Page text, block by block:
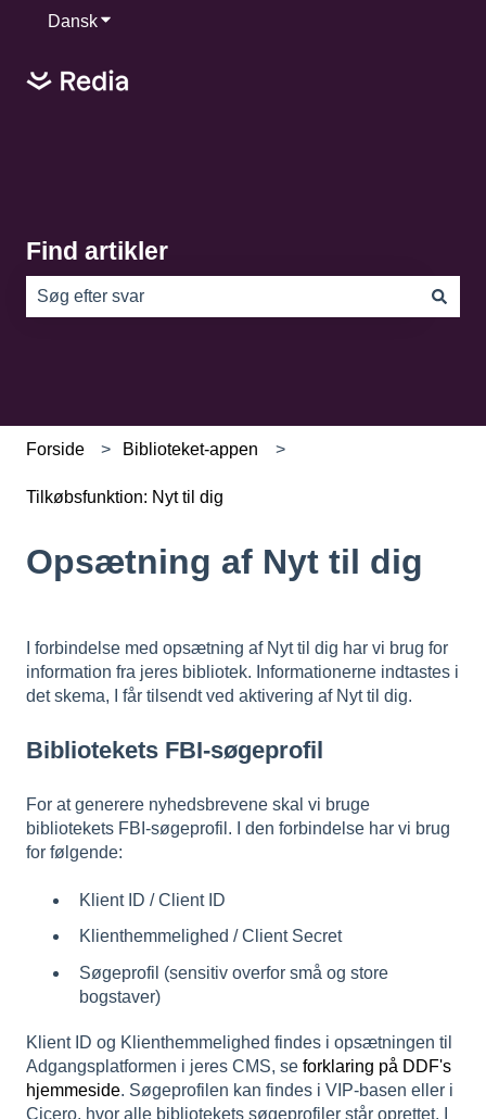
DanskVis undermenu for oversættelser
Find artikler
Forside Biblioteket-appen
Tilkøbsfunktion: Nyt til dig
Opsætning af Nyt til dig
I forbindelse med opsætning af Nyt til dig har vi brug for
information fra jeres bibliotek. Informationerne indtastes i
det skema, I får tilsendt ved aktivering af Nyt til dig.
Bibliotekets FBI-søgeprofil
For at generere nyhedsbrevene skal vi bruge
bibliotekets FBI-søgeprofil. I den forbindelse har vi brug
for følgende:
Klient ID / Client ID
Klienthemmelighed / Client Secret
Søgeprofil (sensitiv overfor små og store
bogstaver)
Klient ID og Klienthemmelighed findes i opsætningen til
Adgangsplatformen i jeres CMS, se forklaring på DDF's
hjemmeside. Søgeprofilen kan findes i VIP-basen eller i
Cicero, hvor alle bibliotekets søgeprofiler står oprettet. I